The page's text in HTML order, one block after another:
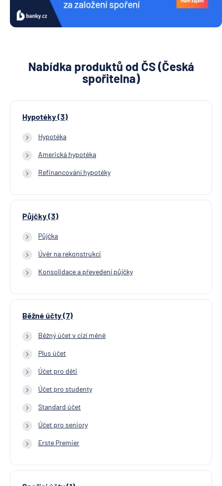
Nabídka produktů od ČS (Česká
spořitelna)
Hypotéky (3)
Hypotéka
Americká hypotéka
Refinancování hypotéky
Půjčky (3)
Půjčka
Úvěr na rekonstrukci
Konsolidace a převedení půjčky
Běžné účty (7)
Běžný účet v cizí měně
Plus účet
Účet pro děti
Účet pro studenty
Standard účet
Účet pro seniory
Erste Premier